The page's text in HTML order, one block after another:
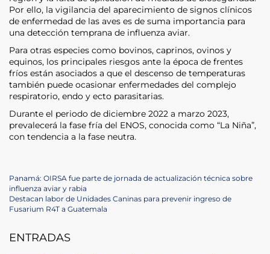
Por ello, la vigilancia del aparecimiento de signos clínicos
de enfermedad de las aves es de suma importancia para
una detección temprana de influenza aviar.
Para otras especies como bovinos, caprinos, ovinos y
equinos, los principales riesgos ante la época de frentes
fríos están asociados a que el descenso de temperaturas
también puede ocasionar enfermedades del complejo
respiratorio, endo y ecto parasitarias.
Durante el periodo de diciembre 2022 a marzo 2023,
prevalecerá la fase fría del ENOS, conocida como “La Niña”,
con tendencia a la fase neutra.
Post
navigation
Previous
Post
Panamá: OIRSA fue parte de jornada de actualización técnica sobre
influenza aviar y rabia
Next
Post
Destacan labor de Unidades Caninas para prevenir ingreso de
Fusarium R4T a Guatemala
ENTRADAS